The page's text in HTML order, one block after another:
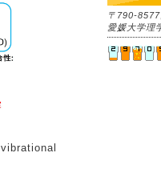
〒790-
愛媛大学理